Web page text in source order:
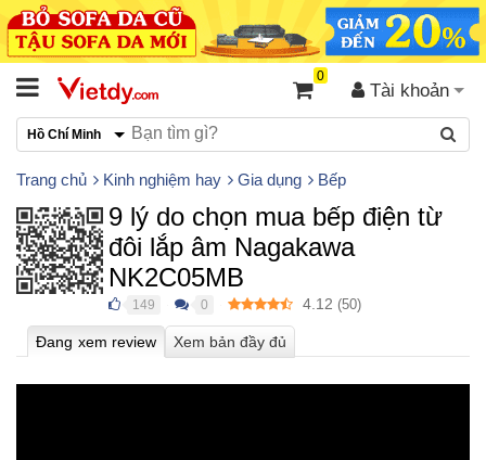
Tài khoản
0
Hồ Chí Minh
Trang chủ Kinh nghiệm hay Gia dụng Bếp
9 lý do chọn mua bếp điện từ
đôi lắp âm Nagakawa
NK2C05MB
149 0 4.12 (50)